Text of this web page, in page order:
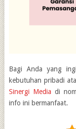
Bagi Anda yang
kebutuhan pribadi
Sinergi Media di
info ini bermanfaat.